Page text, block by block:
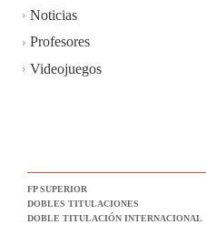
Noticias
Profesores
Videojuegos
FP SUPERIOR
DOBLES TITULACIONES
DOBLE TITULACIÓN INTERNACIONAL